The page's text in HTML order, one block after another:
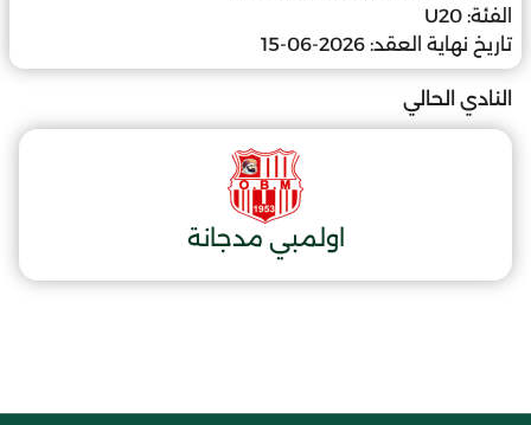
الفئة: U20
تاريخ نهاية العقد: 2026-06-15
النادي الحالي
اولمبي مدجانة